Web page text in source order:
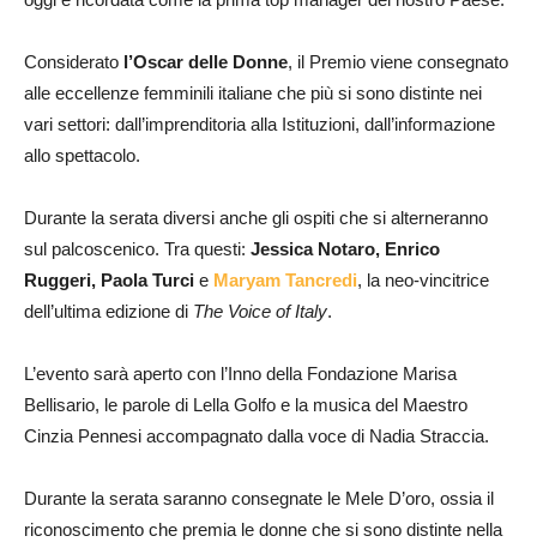
Considerato l’Oscar delle Donne, il Premio viene consegnato
alle eccellenze femminili italiane che più si sono distinte nei
vari settori: dall’imprenditoria alla Istituzioni, dall’informazione
allo spettacolo.
Durante la serata diversi anche gli ospiti che si alterneranno
sul palcoscenico. Tra questi: Jessica Notaro, Enrico
Ruggeri, Paola Turci e Maryam Tancredi, la neo-vincitrice
dell’ultima edizione di The Voice of Italy.
L’evento sarà aperto con l’Inno della Fondazione Marisa
Bellisario, le parole di Lella Golfo e la musica del Maestro
Cinzia Pennesi accompagnato dalla voce di Nadia Straccia.
Durante la serata saranno consegnate le Mele D’oro, ossia il
riconoscimento che premia le donne che si sono distinte nella